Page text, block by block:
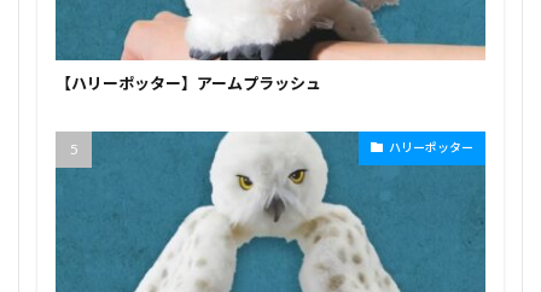
【ハリーポッター】アームプラッシュ
ハリーポッター